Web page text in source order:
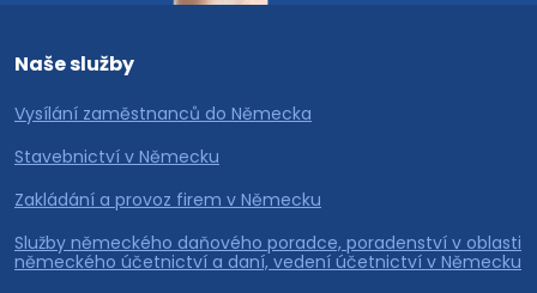
Naše služby
Vysílání zaměstnanců do Německa
Stavebnictví v Německu
Zakládání a provoz firem v Německu
Služby německého daňového poradce, poradenství v oblasti
německého účetnictví a daní, vedení účetnictví v Německu